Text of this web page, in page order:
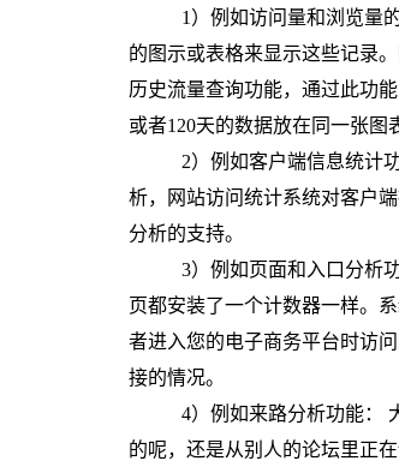
1）例如访问量和浏览量
的图示或表格来显示这些记录
历史流量查询功能，通过此功
或者120天的数据放在同一张图
2）例如客户端信息统计
析，网站访问统计系统对客户
分析的支持。
3） 例如页面和入口分析
页都安装了一个计数器一样。
者进入您的电子商务平台时访
接的情况。
4） 例如来路分析功能：
的呢，还是从别人的论坛里正